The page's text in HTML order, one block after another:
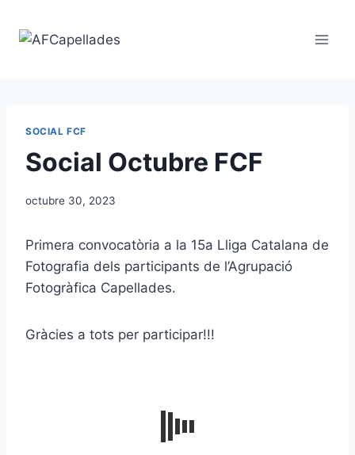
SOCIAL FCF
Social Octubre FCF
octubre 30, 2023
Primera convocatòria a la 15a Lliga Catalana de
Fotografia dels participants de l’Agrupació
Fotogràfica Capellades.
Gràcies a tots per participar!!!